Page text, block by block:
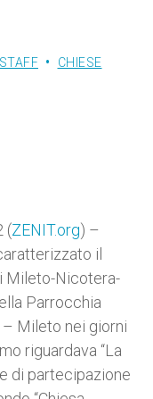
CHIESE
(ZENIT.org) –
il
Mileto-Nicotera-
Parrocchia
– Mileto nei giorni
riguardava “La
di partecipazione